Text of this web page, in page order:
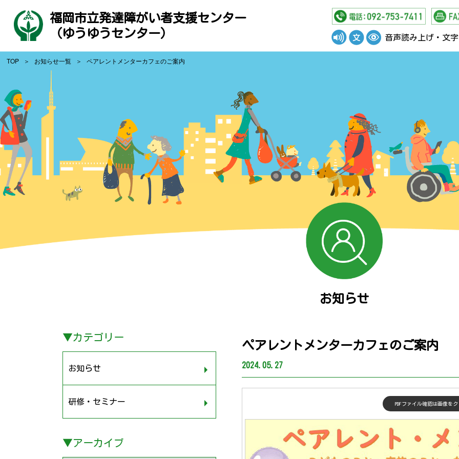
福岡市立発達障がい者支援センター
（ゆうゆうセンター）
音声読み上げ・文
TOP お知らせ一覧 ペアレントメンターカフェのご案内
お知らせ
▼カテゴリー
お知らせ
研修・セミナー
▼アーカイブ
ペアレントメンターカフェのご案内
2024.05.27
PDFファイル確認は画像を